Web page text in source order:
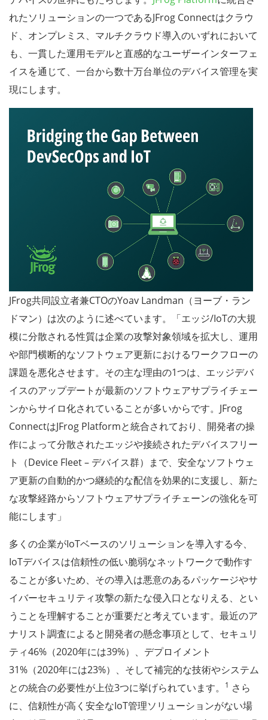
れたソリューションの一つであるJFrog Connectはクラウ
ド、オンプレミス、マルチクラウド導入のいずれにおいて
も、一貫した運用モデルと直感的なユーザーインターフェ
イスを通じて、一台から数十万台単位のデバイス管理を実
現にします。
JFrog共同設立者兼CTOのYoav Landman（ヨーブ・ラン
ドマン）は次のように述べています。「エッジ/IoTの大規
模に分散される性質は企業の攻撃対象領域を拡大し、運用
や部門横断的なソフトウェア更新におけるワークフローの
課題を悪化させます。その主な理由の1つは、エッジデバ
イスのアップデートが最新のソフトウェアサプライチェー
ンからサイロ化されていることが多いからです。JFrog
ConnectはJFrog Platformと統合されており、開発者の操
作によって分散されたエッジや接続されたデバイスフリー
ト（Device Fleet – デバイス群）まで、安全なソフトウェ
ア更新の自動的かつ継続的な配信を効果的に支援し、新た
な攻撃経路からソフトウェアサプライチェーンの強化を可
能にします」
多くの企業がIoTベースのソリューションを導入する今、
IoTデバイスは信頼性の低い脆弱なネットワークで動作す
ることが多いため、その導入は悪意のあるパッケージやサ
イバーセキュリティ攻撃の新たな侵入口となりえる、とい
うことを理解することが重要だと考えています。最近のア
ナリスト調査によると開発者の懸念事項として、セキュリ
ティ46%（2020年には39%）、デプロイメント
31%（2020年には23%）、そして補完的な技術やシステム
との統合の必要性が上位3つに挙げられています。
1 さら
に、信頼性が高く安全なIoT管理ソリューションがない場